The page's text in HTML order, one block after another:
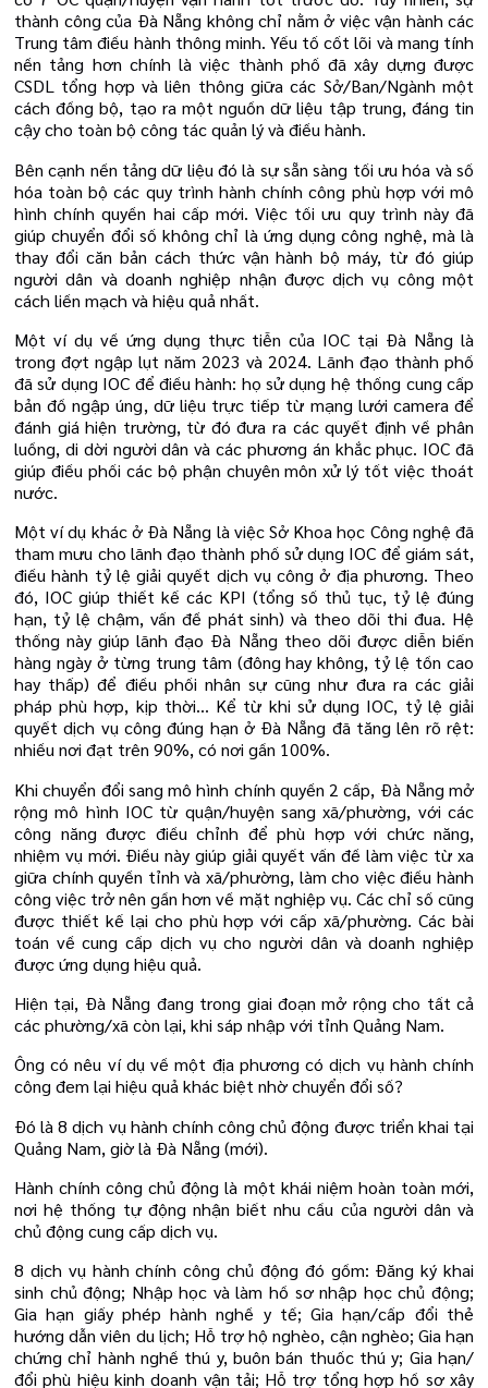
thành công của Đà Nẵng không chỉ nằm ở việc vận hành các
Trung tâm điều hành thông minh. Yếu tố cốt lõi và mang tính
nền tảng hơn chính là việc thành phố đã xây dựng được
CSDL tổng hợp và liên thông giữa các Sở/Ban/Ngành một
cách đồng bộ, tạo ra một nguồn dữ liệu tập trung, đáng tin
cậy cho toàn bộ công tác quản lý và điều hành.
Bên cạnh nền tảng dữ liệu đó là sự sẵn sàng tối ưu hóa và số
hóa toàn bộ các quy trình hành chính công phù hợp với mô
hình chính quyền hai cấp mới. Việc tối ưu quy trình này đã
giúp chuyển đổi số không chỉ là ứng dụng công nghệ, mà là
thay đổi căn bản cách thức vận hành bộ máy, từ đó giúp
người dân và doanh nghiệp nhận được dịch vụ công một
cách liền mạch và hiệu quả nhất.
Một ví dụ về ứng dụng thực tiễn của IOC tại Đà Nẵng là
trong đợt ngập lụt năm 2023 và 2024. Lãnh đạo thành phố
đã sử dụng IOC để điều hành: họ sử dụng hệ thống cung cấp
bản đồ ngập úng, dữ liệu trực tiếp từ mạng lưới camera để
đánh giá hiện trường, từ đó đưa ra các quyết định về phân
luồng, di dời người dân và các phương án khắc phục. IOC đã
giúp điều phối các bộ phận chuyên môn xử lý tốt việc thoát
nước.
Một ví dụ khác ở Đà Nẵng là việc Sở Khoa học Công nghệ đã
tham mưu cho lãnh đạo thành phố sử dụng IOC để giám sát,
điều hành tỷ lệ giải quyết dịch vụ công ở địa phương. Theo
đó, IOC giúp thiết kế các KPI (tổng số thủ tục, tỷ lệ đúng
hạn, tỷ lệ chậm, vấn đề phát sinh) và theo dõi thi đua. Hệ
thống này giúp lãnh đạo Đà Nẵng theo dõi được diễn biến
hàng ngày ở từng trung tâm (đông hay không, tỷ lệ tồn cao
hay thấp) để điều phối nhân sự cũng như đưa ra các giải
pháp phù hợp, kịp thời… Kể từ khi sử dụng IOC, tỷ lệ giải
quyết dịch vụ công đúng hạn ở Đà Nẵng đã tăng lên rõ rệt:
nhiều nơi đạt trên 90%, có nơi gần 100%.
Khi chuyển đổi sang mô hình chính quyền 2 cấp, Đà Nẵng mở
rộng mô hình IOC từ quận/huyện sang xã/phường, với các
công năng được điều chỉnh để phù hợp với chức năng,
nhiệm vụ mới. Điều này giúp giải quyết vấn đề làm việc từ xa
giữa chính quyền tỉnh và xã/phường, làm cho việc điều hành
công việc trở nên gần hơn về mặt nghiệp vụ. Các chỉ số cũng
được thiết kế lại cho phù hợp với cấp xã/phường. Các bài
toán về cung cấp dịch vụ cho người dân và doanh nghiệp
được ứng dụng hiệu quả.
Hiện tại, Đà Nẵng đang trong giai đoạn mở rộng cho tất cả
các phường/xã còn lại, khi sáp nhập với tỉnh Quảng Nam.
Ông có nêu ví dụ về một địa phương có dịch vụ hành chính
công đem lại hiệu quả khác biệt nhờ chuyển đổi số?
Đó là 8 dịch vụ hành chính công chủ động được triển khai tại
Quảng Nam, giờ là Đà Nẵng (mới).
Hành chính công chủ động là một khái niệm hoàn toàn mới,
nơi hệ thống tự động nhận biết nhu cầu của người dân và
chủ động cung cấp dịch vụ.
8 dịch vụ hành chính công chủ động đó gồm: Đăng ký khai
sinh chủ động; Nhập học và làm hồ sơ nhập học chủ động;
Gia hạn giấy phép hành nghề y tế; Gia hạn/cấp đổi thẻ
hướng dẫn viên du lịch; Hỗ trợ hộ nghèo, cận nghèo; Gia hạn
chứng chỉ hành nghề thú y, buôn bán thuốc thú y; Gia hạn/
đổi phù hiệu kinh doanh vận tải; Hỗ trợ tổng hợp hồ sơ xây